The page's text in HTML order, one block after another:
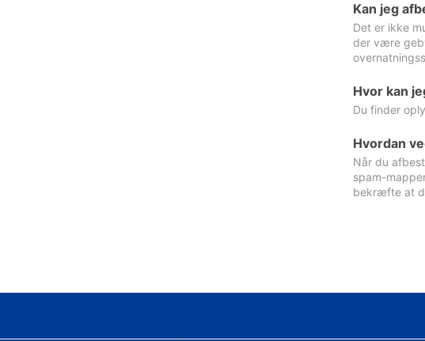
Kan jeg
Det er ikke
der være
Hvor kan
Du finder
Hvordan
Når du
spam-
bekræfte at